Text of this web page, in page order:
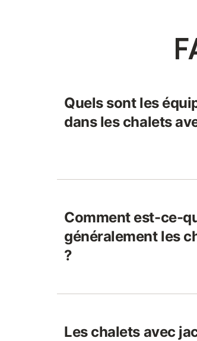
Quels sont les
dans les chalets
Comment est-ce-
généralement les
?
Les chalets avec